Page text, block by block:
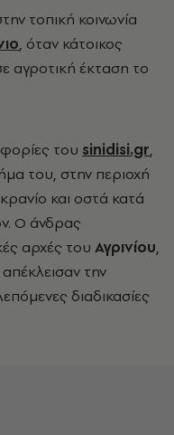
τοπική κοινωνία
, όταν κάτοικος
αγροτική έκταση το
του sinidisi.gr,
του, στην περιοχή
και οστά κατά
Ο άνδρας
αρχές του Αγρινίου,
την
διαδικασίες